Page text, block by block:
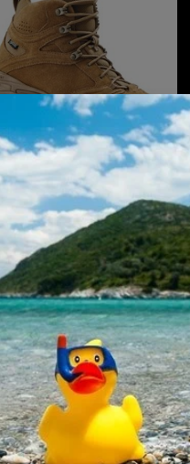
Garmont Garmont T4 GTX Wide
Coyote
€169,00